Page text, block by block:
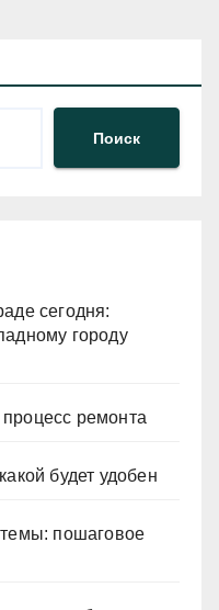
Поиск
сегодня:
городу
ремонта
будет удобен
пошаговое